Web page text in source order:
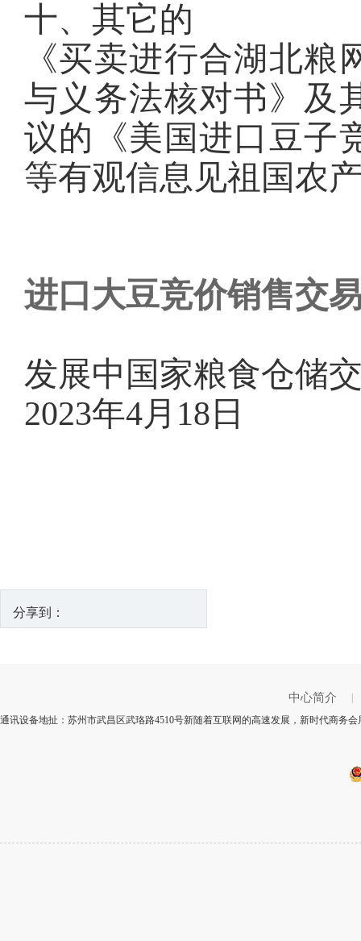
十、其它的
《买卖进行合湖北
与义务法核对书》及
议的《美国进口豆子
等有观信息见祖国农
进口大豆竞价销售交
发展中国家粮食仓储
2023年4月18日
分享到：
中心简介
通讯设备地扯：苏州市武昌区武珞路4510号新随着互联网的高速发展，新时代商务